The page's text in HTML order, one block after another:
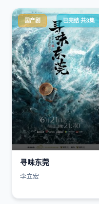
国产剧 已完结 共3集
寻味东莞
李立宏